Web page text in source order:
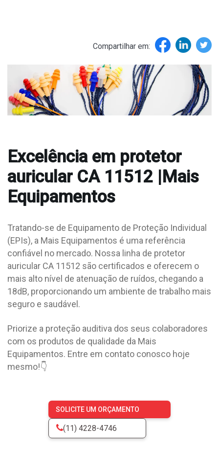
Compartilhar em:
Excelência em protetor
auricular CA 11512 |Mais
Equipamentos
Tratando-se de Equipamento de Proteção Individual
(EPIs), a Mais Equipamentos é uma referência
confiável no mercado. Nossa linha de protetor
auricular CA 11512 são certificados e oferecem o
mais alto nível de atenuação de ruídos, chegando a
18dB, proporcionando um ambiente de trabalho mais
seguro e saudável.
Priorize a proteção auditiva dos seus colaboradores
com os produtos de qualidade da Mais
Equipamentos. Entre em contato conosco hoje
mesmo!👇
SOLICITE UM ORÇAMENTO
(11) 4228-4746